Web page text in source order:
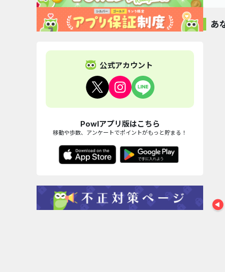
公式アカウント
Powlアプリ版はこちら
移動や歩数、アンケートでポイントがもっと貯まる！
家
無
あ
歩数計あるくん〜
1,400pt
家計簿マネーフォ
3,000pt